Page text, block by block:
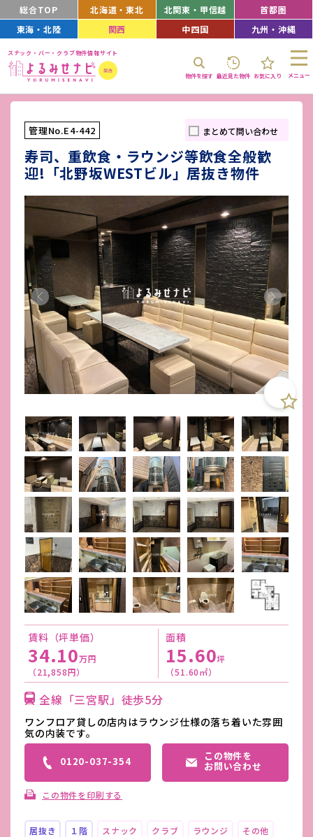
総合TOP 北海道・東北 北関東・甲信越
首都圏
東海・北陸
関西 中四国 九州・沖縄
スナック・バー・クラブ物件情報サイト
物件を探す 最近見た物件 お気に入り メニュー
管理No.E4-442 まとめて問い合わせ
寿司、重飲食・ラウンジ等飲食全般歓
迎!「北野坂WESTビル」居抜き物件
賃料（坪単価）
34.10万円
（21,858円）
面積
15.60坪
（51.60㎡）
全線「三宮駅」徒歩5分
ワンフロア貸しの店内はラウンジ仕様の落ち着いた雰囲
気の内装です。
0120-037-354 この物件を
お問い合わせ
この物件を印刷する
居抜き １階 スナック クラブ ラウンジ その他